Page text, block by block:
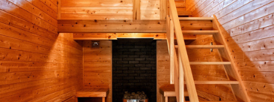
モノ ひと
季節・まち まち・スポット